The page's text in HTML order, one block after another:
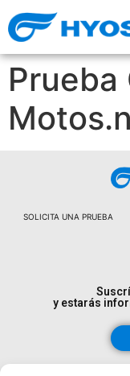
Prueba
SOLICITA UNA PRUEBA
y estarás